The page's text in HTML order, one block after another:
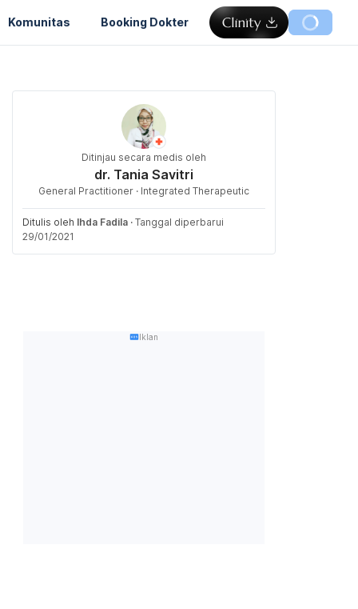
Komunitas Booking Dokter
Ditinjau secara medis oleh
dr. Tania Savitri
General Practitioner · Integrated Therapeutic
Ditulis oleh Ihda Fadila · Tanggal diperbarui
29/01/2021
Iklan